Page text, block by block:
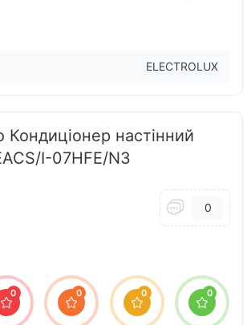
ELECTROLUX
Кондиціонер настінний
I-07HFE/N3
0
0 0 0 0